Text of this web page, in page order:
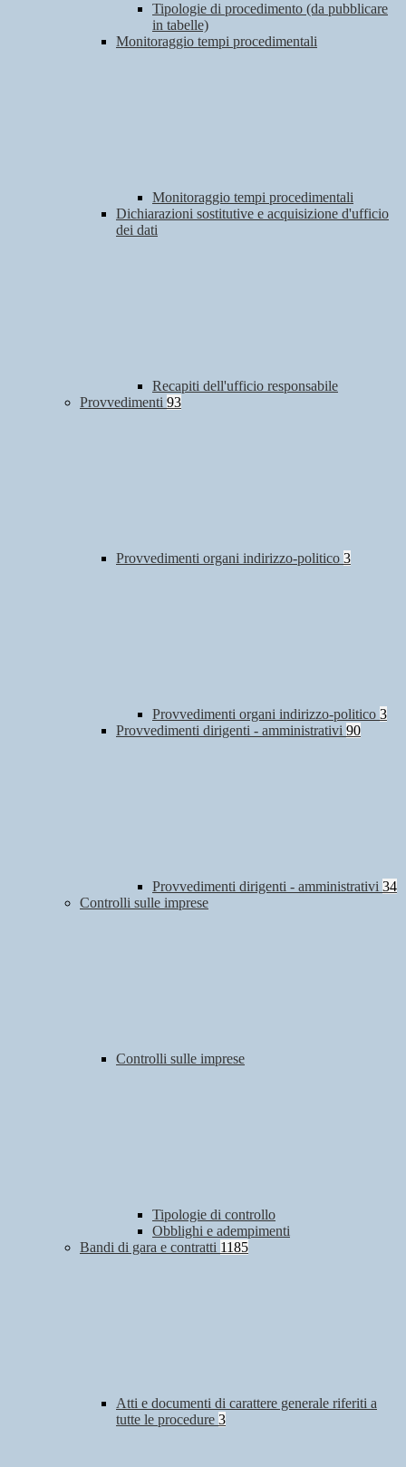
Tipologie di procedimento (da pubblicare
in tabelle)
Monitoraggio tempi procedimentali
Monitoraggio tempi procedimentali
Dichiarazioni sostitutive e acquisizione d'ufficio
dei dati
Recapiti dell'ufficio responsabile
Provvedimenti 93
Provvedimenti organi indirizzo-politico 3
Provvedimenti organi indirizzo-politico 3
Provvedimenti dirigenti - amministrativi 90
Provvedimenti dirigenti - amministrativi 34
Controlli sulle imprese
Controlli sulle imprese
Tipologie di controllo
Obblighi e adempimenti
Bandi di gara e contratti 1185
Atti e documenti di carattere generale riferiti a
tutte le procedure 3